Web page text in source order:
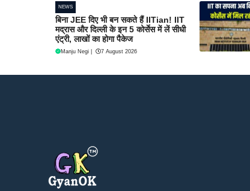
NEWS
बिना JEE दिए भी बन सकते हैं IITian! IIT
मद्रास और दिल्ली के इन 5 कोर्सेस में लें सीधी
एंट्री, लाखों का होगा पैकेज
Manju Negi 7 August 2026